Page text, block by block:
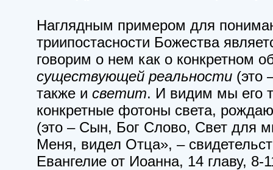
Наглядным примером для
триипостасности Божества
говорим о нем как о конкретном
существующей реальности (это
также и светит. И видим мы его
конкретные фотоны света,
(это – Сын, Бог Слово, Свет для
Меня, видел Отца», –
Евангелие от Иоанна, 14 главу, 8-